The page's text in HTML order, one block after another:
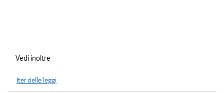
Vedi inoltre
Iter delle leggi